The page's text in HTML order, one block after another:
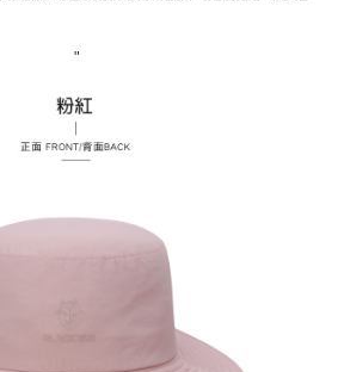
；若仍有額度不足之情形，本公司將視審查結果
或使用他人資訊註冊。若發現惡意使用之情形，
權停止該用戶之使用額度並採取法律行動。
含以上)免運費
"